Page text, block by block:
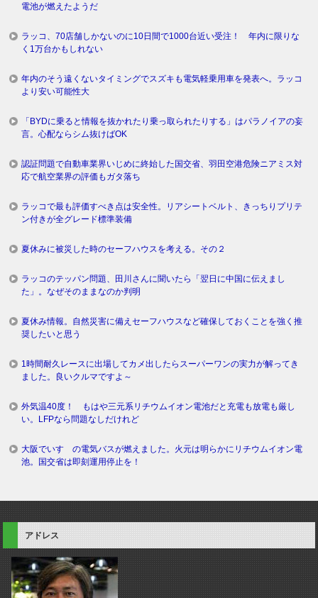
電池が燃えたようだ
ラッコ、70店舗しかないのに10日間で1000台近い受注！ 年内に限りな
く1万台かもしれない
年内のそう遠くないタイミングでスズキも電気軽乗用車を発表へ。ラッコ
より安い可能性大
「BYDに乗ると情報を抜かれたり乗っ取られたりする」はパラノイアの妄
言。心配ならシム抜けばOK
認証問題で自動車業界いじめに終始した国交省、羽田空港危険ニアミス対
応で航空業界の評価もガタ落ち
ラッコで最も評価すべき点は安全性。リアシートベルト、きっちりプリテ
ン付きが全グレード標準装備
夏休みに被災した時のセーフハウスを考える。その２
ラッコのテッパン問題、田川さんに聞いたら「翌日に中国に伝えまし
た」。なぜそのままなのか判明
夏休み情報。自然災害に備えセーフハウスなど確保しておくことを強く推
奨したいと思う
1時間耐久レースに出場してカメ出したらスーパーワンの実力が解ってき
ました。良いクルマですよ～
外気温40度！ もはや三元系リチウムイオン電池だと充電も放電も厳し
い。LFPなら問題なしだけれど
大阪でいすゞの電気バスが燃えました。火元は明らかにリチウムイオン電
池。国交省は即刻運用停止を！
アドレス